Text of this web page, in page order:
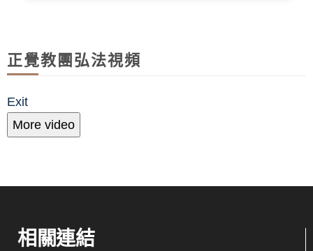
正覺教團弘法視頻
Exit
More video
相關連結